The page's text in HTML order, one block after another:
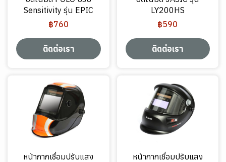
Sensitivity รุ่น EPIC
฿760
ติดต่อเรา
LY200HS
฿590
ติดต่อเรา
หน้ากากเชื่อมปรับแสง
หน้ากากเชื่อมปรับแสง